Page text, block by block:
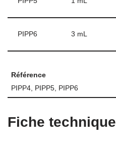
PIPP6 3 mL
Référence
PIPP4, PIPP5, PIPP6
Fiche technique